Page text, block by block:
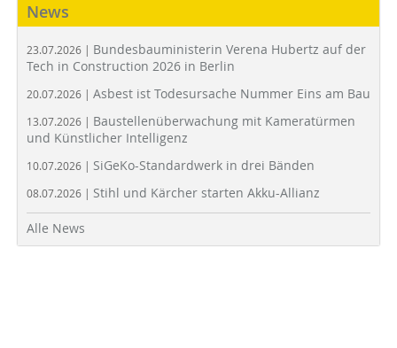
News
23.07.2026 | Bundesbauministerin Verena Hubertz auf der
Tech in Construction 2026 in Berlin
20.07.2026 | Asbest ist Todesursache Nummer Eins am Bau
13.07.2026 | Baustellenüberwachung mit Kameratürmen
und Künstlicher Intelligenz
10.07.2026 | SiGeKo-Standardwerk in drei Bänden
08.07.2026 | Stihl und Kärcher starten Akku-Allianz
Alle News